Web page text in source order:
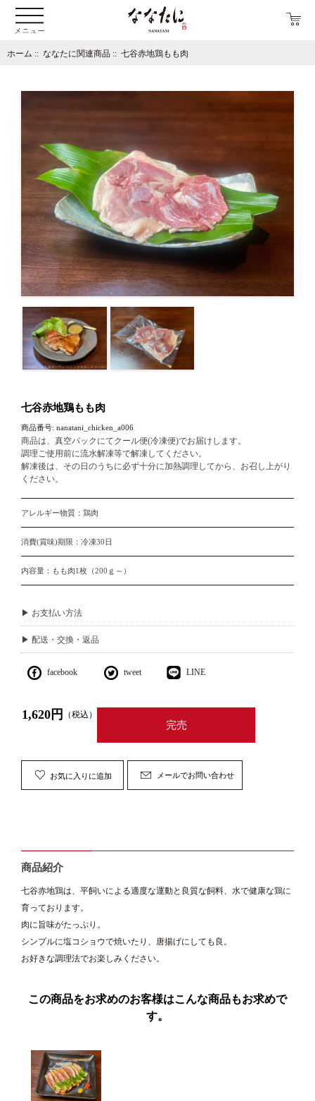
ホーム :: ななたに関連商品 :: 七谷赤地鶏もも肉
七谷赤地鶏もも肉
商品番号: nanatani_chicken_a006
商品は、真空パックにてクール便(冷凍便)でお届けします。
調理ご使用前に流水解凍等で解凍してください。
解凍後は、その日のうちに必ず十分に加熱調理してから、お召し上がり
ください。
アレルギー物質：鶏肉
消費(賞味)期限：冷凍30日
内容量：もも肉1枚（200ｇ～）
▶ お支払い方法
▶ 配送・交換・返品
facebook tweet LINE
1,620円 （税込）
完売
メールでお問い合わせ
商品紹介
七谷赤地鶏は、平飼いによる適度な運動と良質な飼料、水で健康な鶏に
育っております。
肉に旨味がたっぷり。
シンプルに塩コショウで焼いたり、唐揚げにしても良。
お好きな調理法でお楽しみください。
この商品をお求めのお客様はこんな商品もお求めで
す。